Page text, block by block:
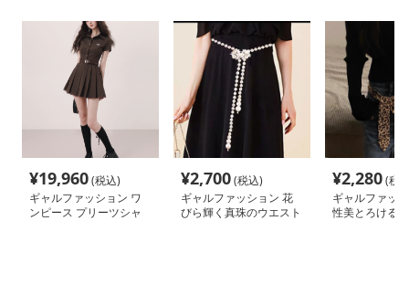
¥19,960(税込)
ギャルファッション ワ
ンピース プリーツシャ
¥2,700(税込)
ギャルファッション 花
びら輝く真珠のウエスト
¥2,280(税
ギャルファッ
性美とろける